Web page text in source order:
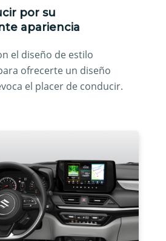
por su
apariencia
el diseño de estilo
ofrecerte un diseño
el placer de conducir.